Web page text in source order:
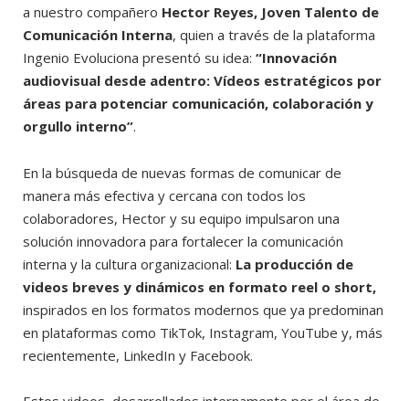
a nuestro compañero Hector Reyes, Joven Talento de
Comunicación Interna, quien a través de la plataforma
Ingenio Evoluciona presentó su idea: “Innovación
audiovisual desde adentro: Vídeos estratégicos por
áreas para potenciar comunicación, colaboración y
orgullo interno”.
En la búsqueda de nuevas formas de comunicar de
manera más efectiva y cercana con todos los
colaboradores, Hector y su equipo impulsaron una
solución innovadora para fortalecer la comunicación
interna y la cultura organizacional: La producción de
videos breves y dinámicos en formato reel o short,
inspirados en los formatos modernos que ya predominan
en plataformas como TikTok, Instagram, YouTube y, más
recientemente, LinkedIn y Facebook.